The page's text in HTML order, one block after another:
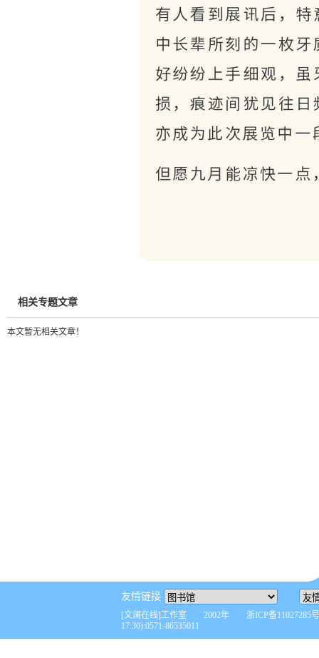
相关专题文章
本文暂无相关文章！
友情链接
[文澜在线]工作室 2002年 浙ICP备11027285
17:30):0571-86535011